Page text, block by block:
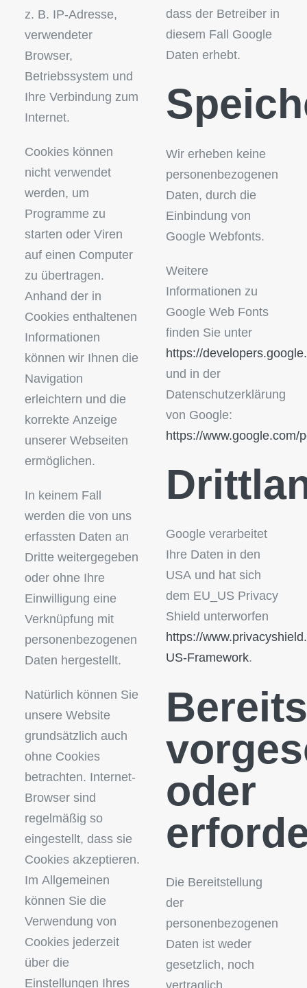
z. B. IP-Adresse,
verwendeter
Browser,
Betriebssystem und
Ihre Verbindung zum
Internet.
Cookies können
nicht verwendet
werden, um
Programme zu
starten oder Viren
auf einen Computer
zu übertragen.
Anhand der in
Cookies enthaltenen
Informationen
können wir Ihnen die
Navigation
erleichtern und die
korrekte Anzeige
unserer Webseiten
ermöglichen.
In keinem Fall
werden die von uns
erfassten Daten an
Dritte weitergegeben
oder ohne Ihre
Einwilligung eine
Verknüpfung mit
personenbezogenen
Daten hergestellt.
Natürlich können Sie
unsere Website
grundsätzlich auch
ohne Cookies
betrachten. Internet-
Browser sind
regelmäßig so
eingestellt, dass sie
Cookies akzeptieren.
Im Allgemeinen
können Sie die
Verwendung von
Cookies jederzeit
über die
Einstellungen Ihres
dass der Betreiber in
diesem Fall Google
Daten erhebt.
Wir erheben keine
personenbezogenen
Daten, durch die
Einbindung von
Google Webfonts.
Weitere
Informationen zu
Google Web Fonts
finden Sie unter
https://
und in der
Datenschutzerklärung
von Google:
https://www.google.com/
Google verarbeitet
Ihre Daten in den
USA und hat sich
dem EU_US Privacy
Shield unterworfen
https://
US-Framework.
oder
Die Bereitstellung
der
personenbezogenen
Daten ist weder
gesetzlich, noch
vertraglich